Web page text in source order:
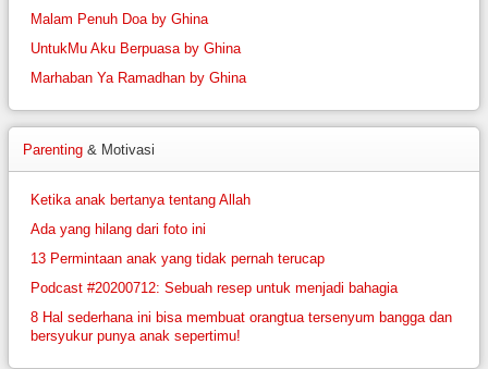
Malam Penuh Doa by Ghina
UntukMu Aku Berpuasa by Ghina
Marhaban Ya Ramadhan by Ghina
Parenting & Motivasi
Ketika anak bertanya tentang Allah
Ada yang hilang dari foto ini
13 Permintaan anak yang tidak pernah terucap
Podcast #20200712: Sebuah resep untuk menjadi bahagia
8 Hal sederhana ini bisa membuat orangtua tersenyum bangga dan
bersyukur punya anak sepertimu!